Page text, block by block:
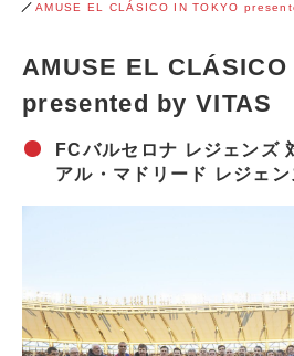
AMUSE EL CLÁSICO IN TOKYO
AMUSE EL CLÁSICO
presented by VITAS
FCバルセロナ レジェンズ
アル・マドリード レジェン